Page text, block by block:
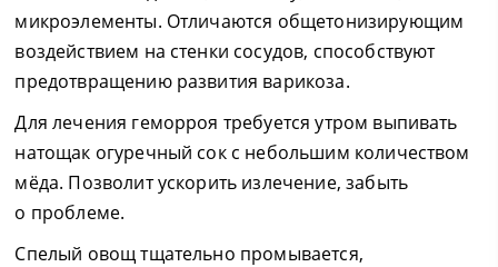
микроэлементы. Отличаются общетонизирующим
воздействием на стенки сосудов, способствуют
предотвращению развития варикоза.
Для лечения геморроя требуется утром выпивать
натощак огуречный сок с небольшим количеством
мёда. Позволит ускорить излечение, забыть
о проблеме.
Спелый овощ тщательно промывается,